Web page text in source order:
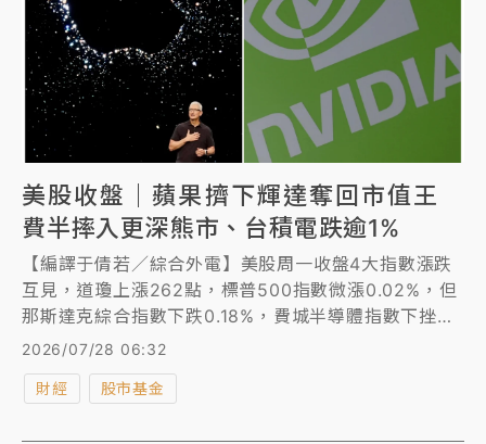
美股收盤｜蘋果擠下輝達奪回市值王
費半摔入更深熊市、台積電跌逾1%
【編譯于倩若／綜合外電】美股周一收盤4大指數漲跌
互見，道瓊上漲262點，標普500指數微漲0.02%，但
那斯達克綜合指數下跌0.18%，費城半導體指數下挫
2.23%、跌入更深的熊市，台積電ADR收盤跌1.07%。
蘋果周一收盤市值升至4.948兆美元，超車輝達的
4.759兆美元，奪回市值王寶座。
2026/07/28 06:32
財經 股市基金